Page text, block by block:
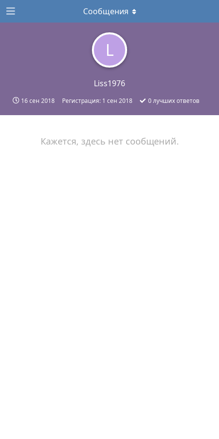
L
Liss1976
16 сен 2018 Регистрация: 1 сен 2018 0лучших ответов
Сообщения
Кажется, здесь нет сообщений.